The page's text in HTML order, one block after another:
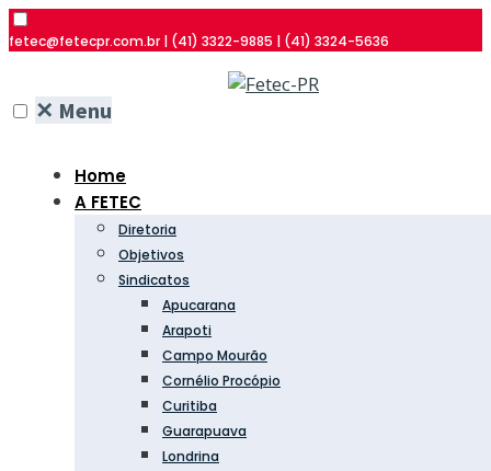
fetec@fetecpr.com.br | (41) 3322-9885 | (41) 3324-5636
✕ Menu
Home
A FETEC
Diretoria
Objetivos
Sindicatos
Apucarana
Arapoti
Campo Mourão
Cornélio Procópio
Curitiba
Guarapuava
Londrina